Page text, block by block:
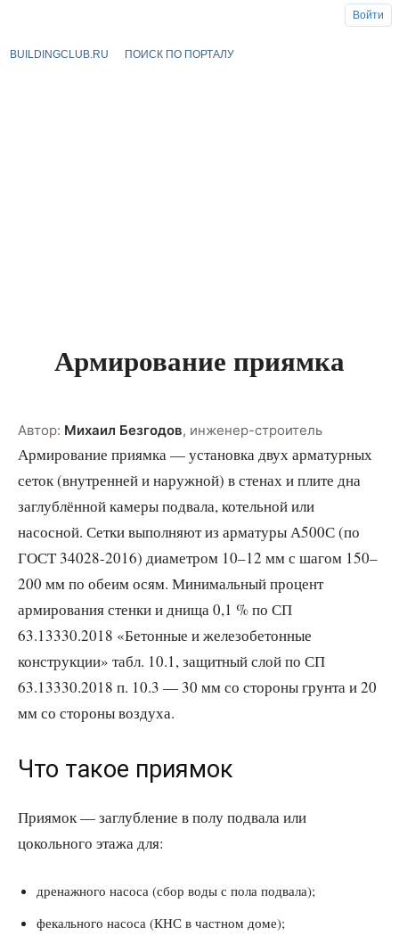
BUILDINGCLUB.RU ПОИСК ПО ПОРТАЛУ
Армирование приямка
Автор: Михаил Безгодов, инженер-строитель
Армирование приямка — установка двух арматурных
сеток (внутренней и наружной) в стенах и плите дна
заглублённой камеры подвала, котельной или
насосной. Сетки выполняют из арматуры А500С (по
ГОСТ 34028-2016) диаметром 10–12 мм с шагом 150–
200 мм по обеим осям. Минимальный процент
армирования стенки и днища 0,1 % по СП
63.13330.2018 «Бетонные и железобетонные
конструкции» табл. 10.1, защитный слой по СП
63.13330.2018 п. 10.3 — 30 мм со стороны грунта и 20
мм со стороны воздуха.
Что такое приямок
Приямок — заглубление в полу подвала или
цокольного этажа для:
дренажного насоса (сбор воды с пола подвала);
фекального насоса (КНС в частном доме);
Войти